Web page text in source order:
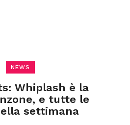
NEWS
Whiplash è la
e tutte le
settimana